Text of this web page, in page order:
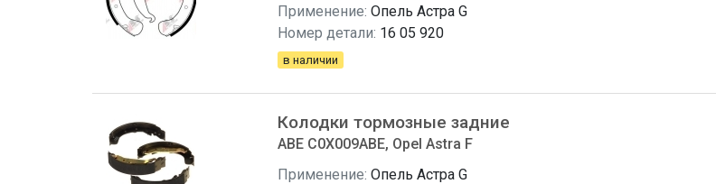
Применение: Опель Астра G
Номер детали: 16 05 920
в наличии
Колодки тормозные задние
ABE C0X009ABE, Opel Astra F
Применение: Опель Астра G